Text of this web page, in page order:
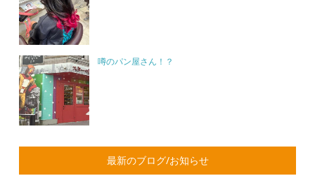
噂のパン屋さん！？
最新のブログ/お知らせ